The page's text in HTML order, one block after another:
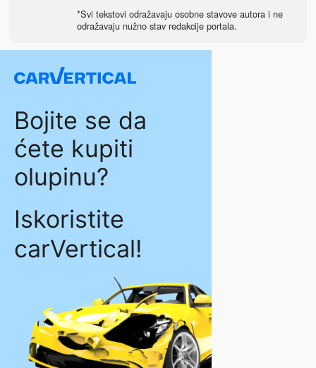
*Svi tekstovi odražavaju osobne stavove autora i ne
odražavaju nužno stav redakcije portala.